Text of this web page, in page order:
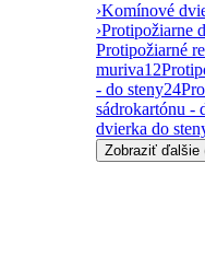
›Komínové
›Protipožiarne
Protipožiarné
muriva12
- do steny24
sádrokartónu -
dvierka do
Zobraziť ďalšie